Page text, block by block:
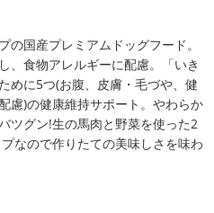
国産プレミアムドッグフード。
、食物アレルギーに配慮。「いき
めに5つ(お腹、皮膚・毛づや、健
慮)の健康維持サポート。やわらか
ツグン!生の馬肉と野菜を使った2
なので作りたての美味しさを味わ